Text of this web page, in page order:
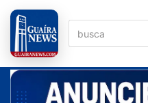
Pular
para
o
conteúdo